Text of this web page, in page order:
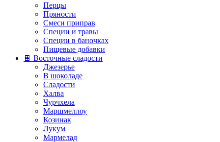
Перцы
Пряности
Смеси приправ
Специи и травы
Специи в баночках
Пищевые добавки
🍫 Восточные сладости
Джезерье
В шоколаде
Сладости
Халва
Чурчхела
Маршмеллоу
Козинак
Лукум
Мармелад